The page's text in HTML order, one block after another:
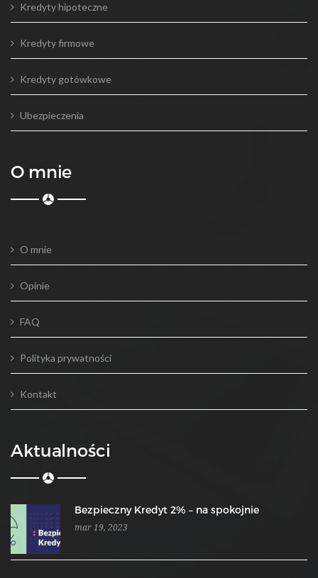
Kredyty hipoteczne
Kredyty firmowe
Kredyty gotówkowe
Ubezpieczenia
O mnie
O mnie
Opinie
FAQ
Polityka prywatności
Kontakt
Aktualności
Bezpieczny Kredyt 2% – na spokojnie
mar 19, 2023